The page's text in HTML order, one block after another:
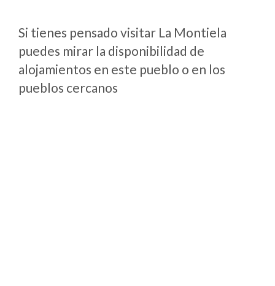
Si tienes pensado visitar La Montiela
puedes mirar la disponibilidad de
alojamientos en este pueblo o en los
pueblos cercanos